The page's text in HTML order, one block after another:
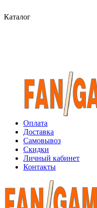
Каталог
Оплата
Доставка
Самовывоз
Скидки
Личный кабинет
Контакты